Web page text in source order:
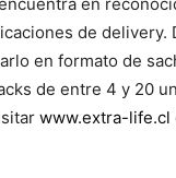
de delivery.
en formato de
de entre 4 y 20
www.extra-life.cl